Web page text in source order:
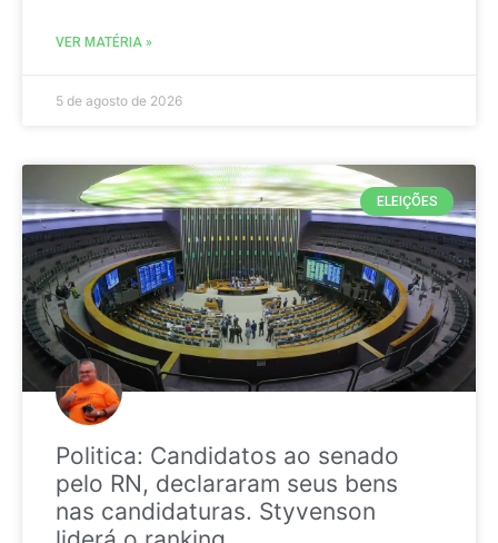
VER MATÉRIA »
5 de agosto de 2026
ELEIÇÕES
Politica: Candidatos ao senado
pelo RN, declararam seus bens
nas candidaturas. Styvenson